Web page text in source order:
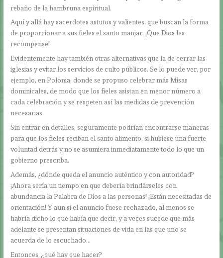
rebaño de la hambruna espiritual.
Aquí y allá hay sacerdotes astutos y valientes, que buscan la forma
de proporcionar a sus fieles el santo manjar. ¡Que Dios les
recompense!
Evidentemente hay también otras alternativas que la de cerrar las
iglesias y evitar los servicios de culto públicos. Se lo puede ver, por
ejemplo, en Polonia, donde se propuso celebrar más Misas
dominicales, de modo que los fieles asistan en menor número a
cada celebración y se respeten así las medidas de prevención
necesarias.
Sin entrar en detalles, seguramente podrían encontrarse maneras
para que los fieles reciban el santo alimento, si hubiese una fuerte
voluntad detrás y no se asumiera inmediatamente todo lo que un
gobierno prescriba.
Además, ¿dónde queda el anuncio auténtico y con autoridad?
¡Ahora sería un tiempo en que debería brindárseles con
abundancia la Palabra de Dios a las personas! ¡Están necesitadas de
orientación! Y aun si el anuncio fuese rechazado, al menos se
habría dicho lo que había que decir, y a veces sucede que más
adelante se presentan situaciones de vida en las que uno se
acuerda de lo escuchado…
Entonces, ¿qué hay que hacer?